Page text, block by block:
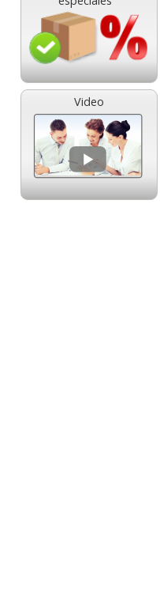
Video
1,08 con Iva
Negro, original